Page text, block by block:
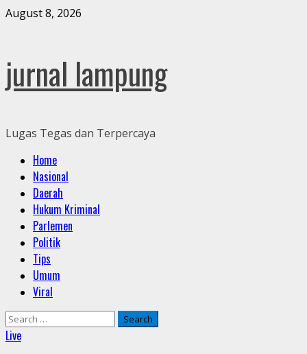
Skip
August 8, 2026
jurnal lampung
Lugas Tegas dan Terpercaya
Primary
Menu
Home
Nasional
Daerah
Hukum Kriminal
Parlemen
Politik
Tips
Umum
Viral
Search
for:
Live